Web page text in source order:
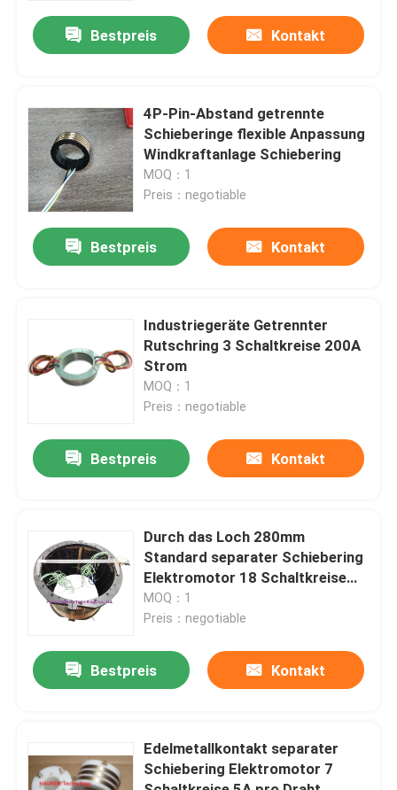
Videos
Über uns
Qualitätskontrolle
Bitte um ein Angebot
Leitfähiger Rutschring
Wasserdichtes Rutschring
Bestpreis Kontakt
4P-Pin-Abstand getrennte
Schieberinge flexible Anpassung
Windkraftanlage Schiebering
MOQ：1
Preis：negotiable
Bestpreis Kontakt
Industriegeräte Getrennter
Rutschring 3 Schaltkreise 200A
Strom
MOQ：1
Preis：negotiable
Bestpreis Kontakt
Durch das Loch 280mm
Standard separater Schiebering
Elektromotor 18 Schaltkreise
600rpm
MOQ：1
Preis：negotiable
Bestpreis Kontakt
Edelmetallkontakt separater
Schiebering Elektromotor 7